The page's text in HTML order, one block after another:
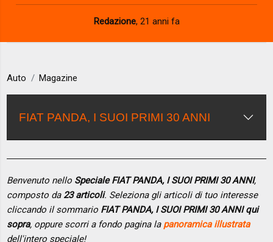
Redazione, 21 anni fa
Auto Magazine
FIAT PANDA, I SUOI PRIMI 30 ANNI
Benvenuto nello Speciale FIAT PANDA, I SUOI PRIMI 30 ANNI,
composto da 23 articoli. Seleziona gli articoli di tuo interesse
cliccando il sommario FIAT PANDA, I SUOI PRIMI 30 ANNI qui
sopra, oppure scorri a fondo pagina la panoramica illustrata
dell'intero speciale!